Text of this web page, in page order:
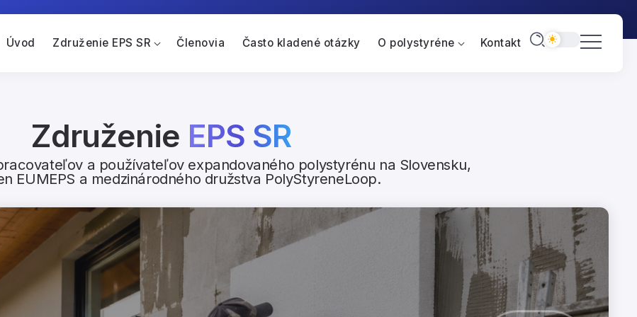
Úvod Združenie EPS SR Členovia Často kladené otázky O polystyréne Kontakt
Združenie EPS SR
a používateľov expandovaného polystyrénu na Slovensku,
EUMEPS a medzinárodného družstva PolyStyreneLoop.